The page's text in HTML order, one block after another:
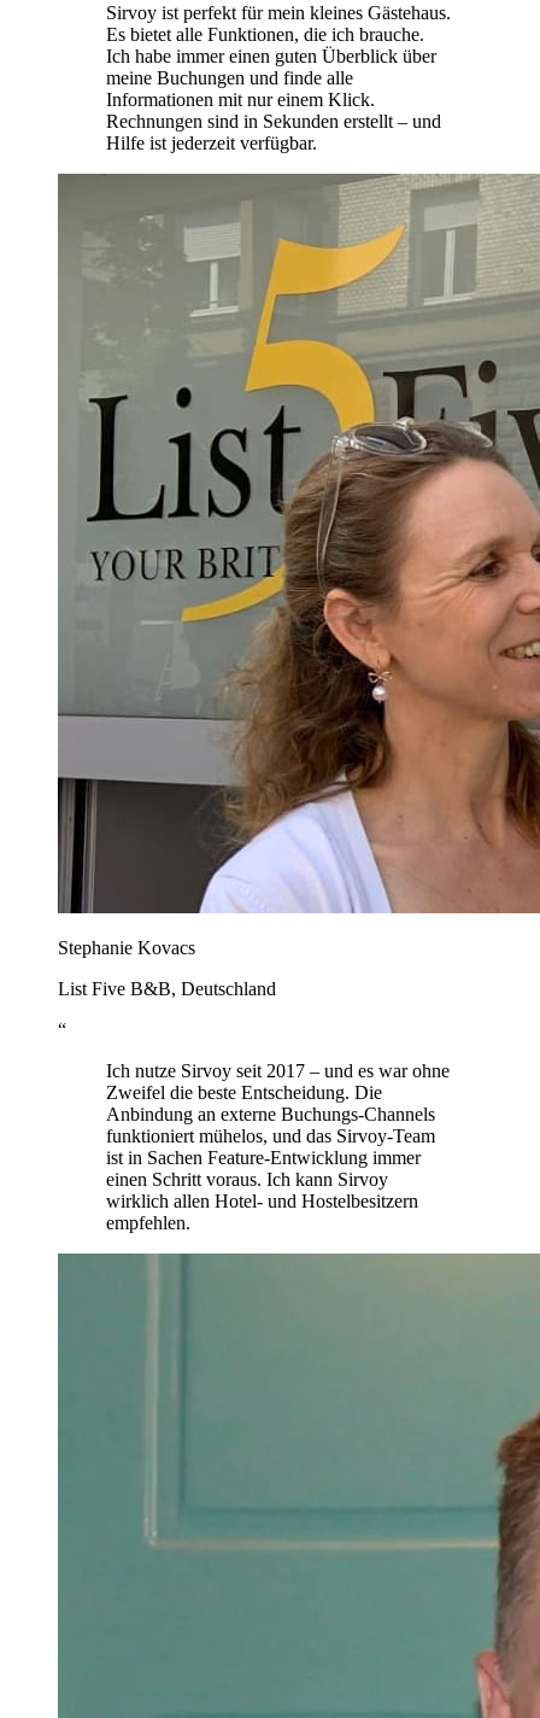
Sirvoy ist perfekt für mein kleines Gästehaus.
Es bietet alle Funktionen, die ich brauche.
Ich habe immer einen guten Überblick über
meine Buchungen und finde alle
Informationen mit nur einem Klick.
Rechnungen sind in Sekunden erstellt – und
Hilfe ist jederzeit verfügbar.
Stephanie Kovacs
List Five B&B, Deutschland
“
Ich nutze Sirvoy seit 2017 – und es war ohne
Zweifel die beste Entscheidung. Die
Anbindung an externe Buchungs-Channels
funktioniert mühelos, und das Sirvoy-Team
ist in Sachen Feature-Entwicklung immer
einen Schritt voraus. Ich kann Sirvoy
wirklich allen Hotel- und Hostelbesitzern
empfehlen.